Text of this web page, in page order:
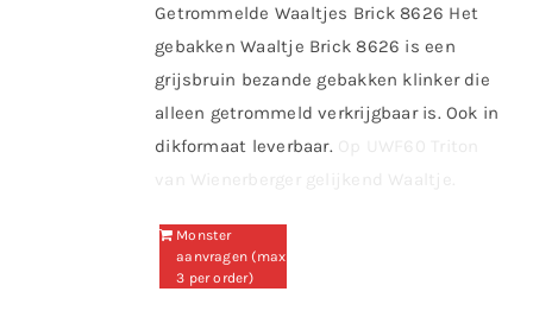
Getrommelde Waaltjes Brick 8626 Het
gebakken Waaltje Brick 8626 is een
grijsbruin bezande gebakken klinker die
alleen getrommeld verkrijgbaar is. Ook in
dikformaat leverbaar.
Monster
aanvragen (max
3 per order)